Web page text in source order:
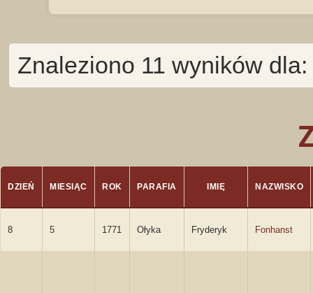
Znaleziono 11 wyników
DZIEŃ MIESIĄC ROK PARAFIA IMIĘ NAZWISKO
8 5 1771 Ołyka Fryderyk Fonhanst